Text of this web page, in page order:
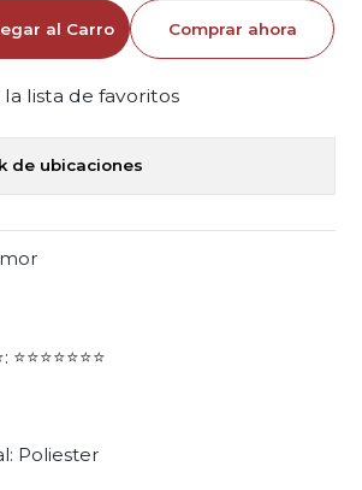
al Carro Comprar ahora
lista de favoritos
de ubicaciones
Poliester